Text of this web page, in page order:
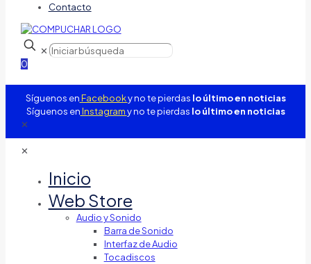
Contacto
✕
0
Síguenos enFacebooky no te pierdas lo último en noticias
Síguenos enInstagramy no te pierdas lo último en noticias
✕
✕
Inicio
Web Store
Audio y Sonido
Barra de Sonido
Interfaz de Audio
Tocadiscos